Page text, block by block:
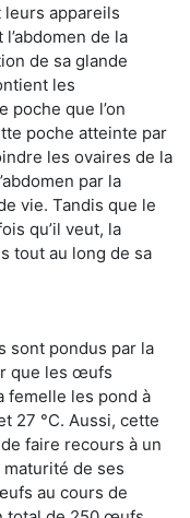
leurs appareils
de la
de sa glande
les
poche que l’on
poche atteinte par
les ovaires de la
par la
vie. Tandis que le
qu’il veut, la
tout au long de sa
sont pondus par la
que les œufs
femelle les pond à
27 °C. Aussi, cette
faire recours à un
de ses
au cours de